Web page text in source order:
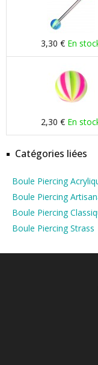
3,30 € En
2,30 € En
Catégories liées
Boule Piercing
Boule Piercing
Boule Piercing
Boule Piercing Strass